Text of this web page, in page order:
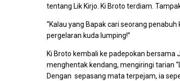
tentang Lik Kirjo. Ki Broto terdiam.
“Kalau yang Bapak cari seorang
pergelaran kuda lumping!”
Ki Broto kembali ke padepokan bersama
menghentak kendang, mengiringi tarian
Dengan sepasang mata terpejam, ia